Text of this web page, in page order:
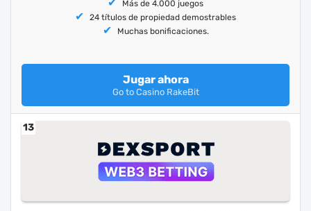
Más de 4.000 juegos
24 títulos de propiedad demostrables
Muchas bonificaciones.
Jugar ahora
Go to Casino RakeBit
13